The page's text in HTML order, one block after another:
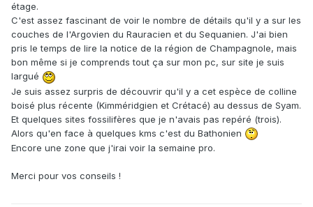
étage.
C'est assez fascinant de voir le nombre de détails qu'il y a sur les
couches de l'Argovien du Rauracien et du Sequanien. J'ai bien
pris le temps de lire la notice de la région de Champagnole, mais
bon même si je comprends tout ça sur mon pc, sur site je suis
largué
Je suis assez surpris de découvrir qu'il y a cet espèce de colline
boisé plus récente (Kimméridgien et Crétacé) au dessus de Syam.
Et quelques sites fossilifères que je n'avais pas repéré (trois).
Alors qu'en face à quelques kms c'est du Bathonien
Encore une zone que j'irai voir la semaine pro.
Merci pour vos conseils !